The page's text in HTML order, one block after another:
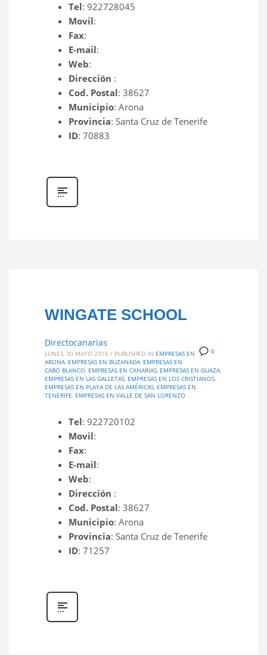
Tel: 922728045
Movil:
Fax:
E-mail:
Web:
Dirección :
Cod. Postal: 38627
Municipio: Arona
Provincia: Santa Cruz de Tenerife
ID: 70883
WINGATE SCHOOL
0
Directocanarias
LUNES, 30 MAYO 2016 / PUBLISHED IN EMPRESAS EN
ARONA, EMPRESAS EN BUZANADA, EMPRESAS EN
CABO BLANCO, EMPRESAS EN CANARIAS, EMPRESAS EN GUAZA,
EMPRESAS EN LAS GALLETAS, EMPRESAS EN LOS CRISTIANOS,
EMPRESAS EN PLAYA DE LAS AMÉRICAS, EMPRESAS EN
TENERIFE, EMPRESAS EN VALLE DE SAN LORENZO
Tel: 922720102
Movil:
Fax:
E-mail:
Web:
Dirección :
Cod. Postal: 38627
Municipio: Arona
Provincia: Santa Cruz de Tenerife
ID: 71257